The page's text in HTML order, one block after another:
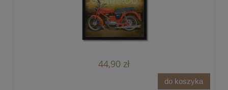
44,90 zł
do koszyka